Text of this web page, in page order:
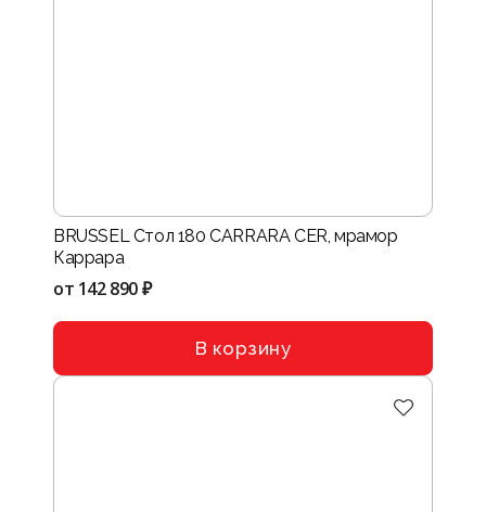
BRUSSEL Стол 180 CARRARA CER, мрамор
Каррара
от 142 890 ₽
В корзину